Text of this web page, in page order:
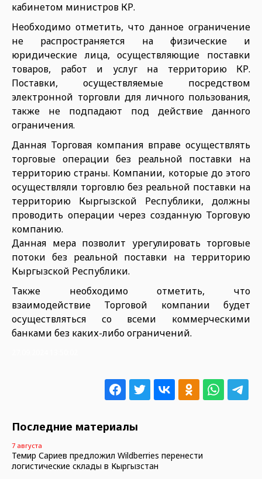
кабинетом министров КР.
Необходимо отметить, что данное ограничение
не распространяется на физические и
юридические лица, осуществляющие поставки
товаров, работ и услуг на территорию КР.
Поставки, осуществляемые посредством
электронной торговли для личного пользования,
также не подпадают под действие данного
ограничения.
Данная Торговая компания вправе осуществлять
торговые операции без реальной поставки на
территорию страны. Компании, которые до этого
осуществляли торговлю без реальной поставки на
территорию Кыргызской Республики, должны
проводить операции через созданную Торговую
компанию.
Данная мера позволит урегулировать торговые
потоки без реальной поставки на территорию
Кыргызской Республики.
Также необходимо отметить, что
взаимодействие Торговой компании будет
осуществляться со всеми коммерческими
банками без каких-либо ограничений.
Последние материалы
7 августа
Темир Сариев предложил Wildberries перенести
логистические склады в Кыргызстан